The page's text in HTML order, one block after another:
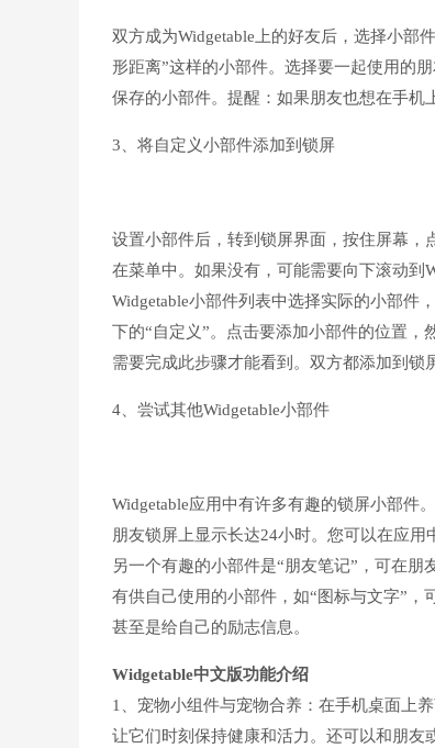
双方成为Widgetable上的好友后，选择小部
形距离”这样的小部件。选择要一起使用的
保存的小部件。提醒：如果朋友也想在手机
3、将自定义小部件添加到锁屏
设置小部件后，转到锁屏界面，按住屏幕，
在菜单中。如果没有，可能需要向下滚动到
Widgetable小部件列表中选择实际的小部件
下的“自定义”。点击要添加小部件的位置，
需要完成此步骤才能看到。双方都添加到锁
4、尝试其他Widgetable小部件
Widgetable应用中有许多有趣的锁屏小部件
朋友锁屏上显示长达24小时。您可以在应用
另一个有趣的小部件是“朋友笔记”，可在
有供自己使用的小部件，如“图标与文字”，
甚至是给自己的励志信息。
Widgetable中文版功能介绍
1、宠物小组件与宠物合养：在手机桌面上
让它们时刻保持健康和活力。还可以和朋友